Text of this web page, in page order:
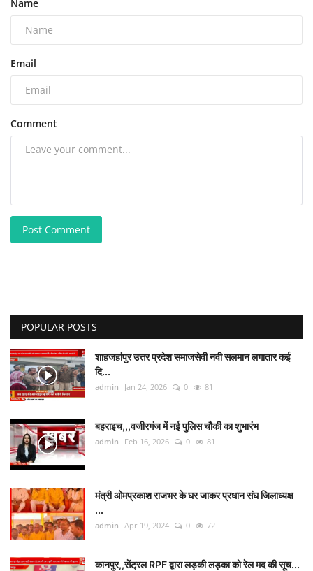
Name
Email
Comment
Post Comment
POPULAR POSTS
शाहजहांपुर उत्तर प्रदेश समाजसेवी नवी सलमान लगातार कई
दि...
admin Jan 24, 2026 0 81
बहराइच,,,वजीरगंज में नई पुलिस चौकी का शुभारंभ
admin Feb 16, 2026 0 81
मंत्री ओमप्रकाश राजभर के घर जाकर प्रधान संघ जिलाध्यक्ष
...
admin Apr 19, 2024 0 72
कानपुर,,सेंट्रल RPF द्वारा लड़की लड़का को रेल मद की सूच...